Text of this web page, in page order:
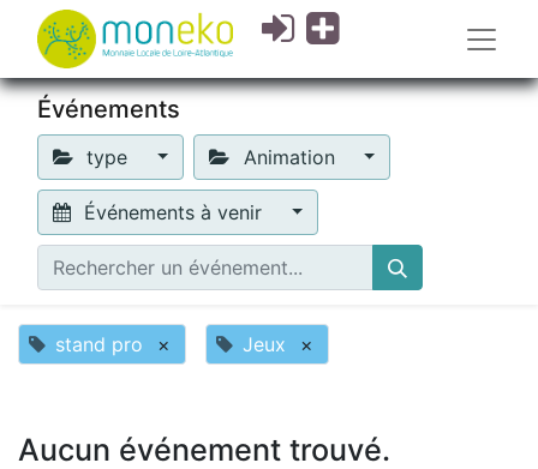
Événements
type Animation
Événements à venir
stand pro × Jeux ×
Aucun événement trouvé.